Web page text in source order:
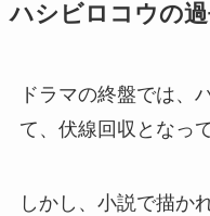
ハシビロコウの過
ドラマの終盤では、
て、伏線回収となっ
しかし、小説で描か